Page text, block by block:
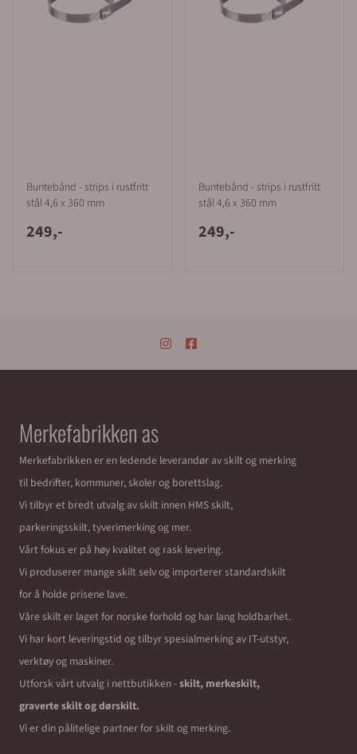
Buntebånd - strips i rustfritt
stål 4,6 x 360 mm
249,-
Buntebånd - strips i rustfritt
stål 4,6 x 360 mm
249,-
Merkefabrikken as
Merkefabrikken er en ledende leverandør av skilt og merking
til bedrifter, kommuner, skoler og borettslag.
Vi tilbyr et bredt utvalg av skilt innen HMS skilt,
parkeringsskilt, tyverimerking og mer.
Vårt fokus er på høy kvalitet og rask levering.
Vi produserer mange skilt selv og importerer standardskilt
for å holde prisene lave.
Våre skilt er laget for norske forhold og har lang holdbarhet.
Vi har kort leveringstid og tilbyr spesialmerking av IT-utstyr,
verktøy og maskiner.
Utforsk vårt utvalg i nettbutikken -skilt, merkeskilt,
graverte skilt og dørskilt.
Vi er din pålitelige partner for skilt og merking.